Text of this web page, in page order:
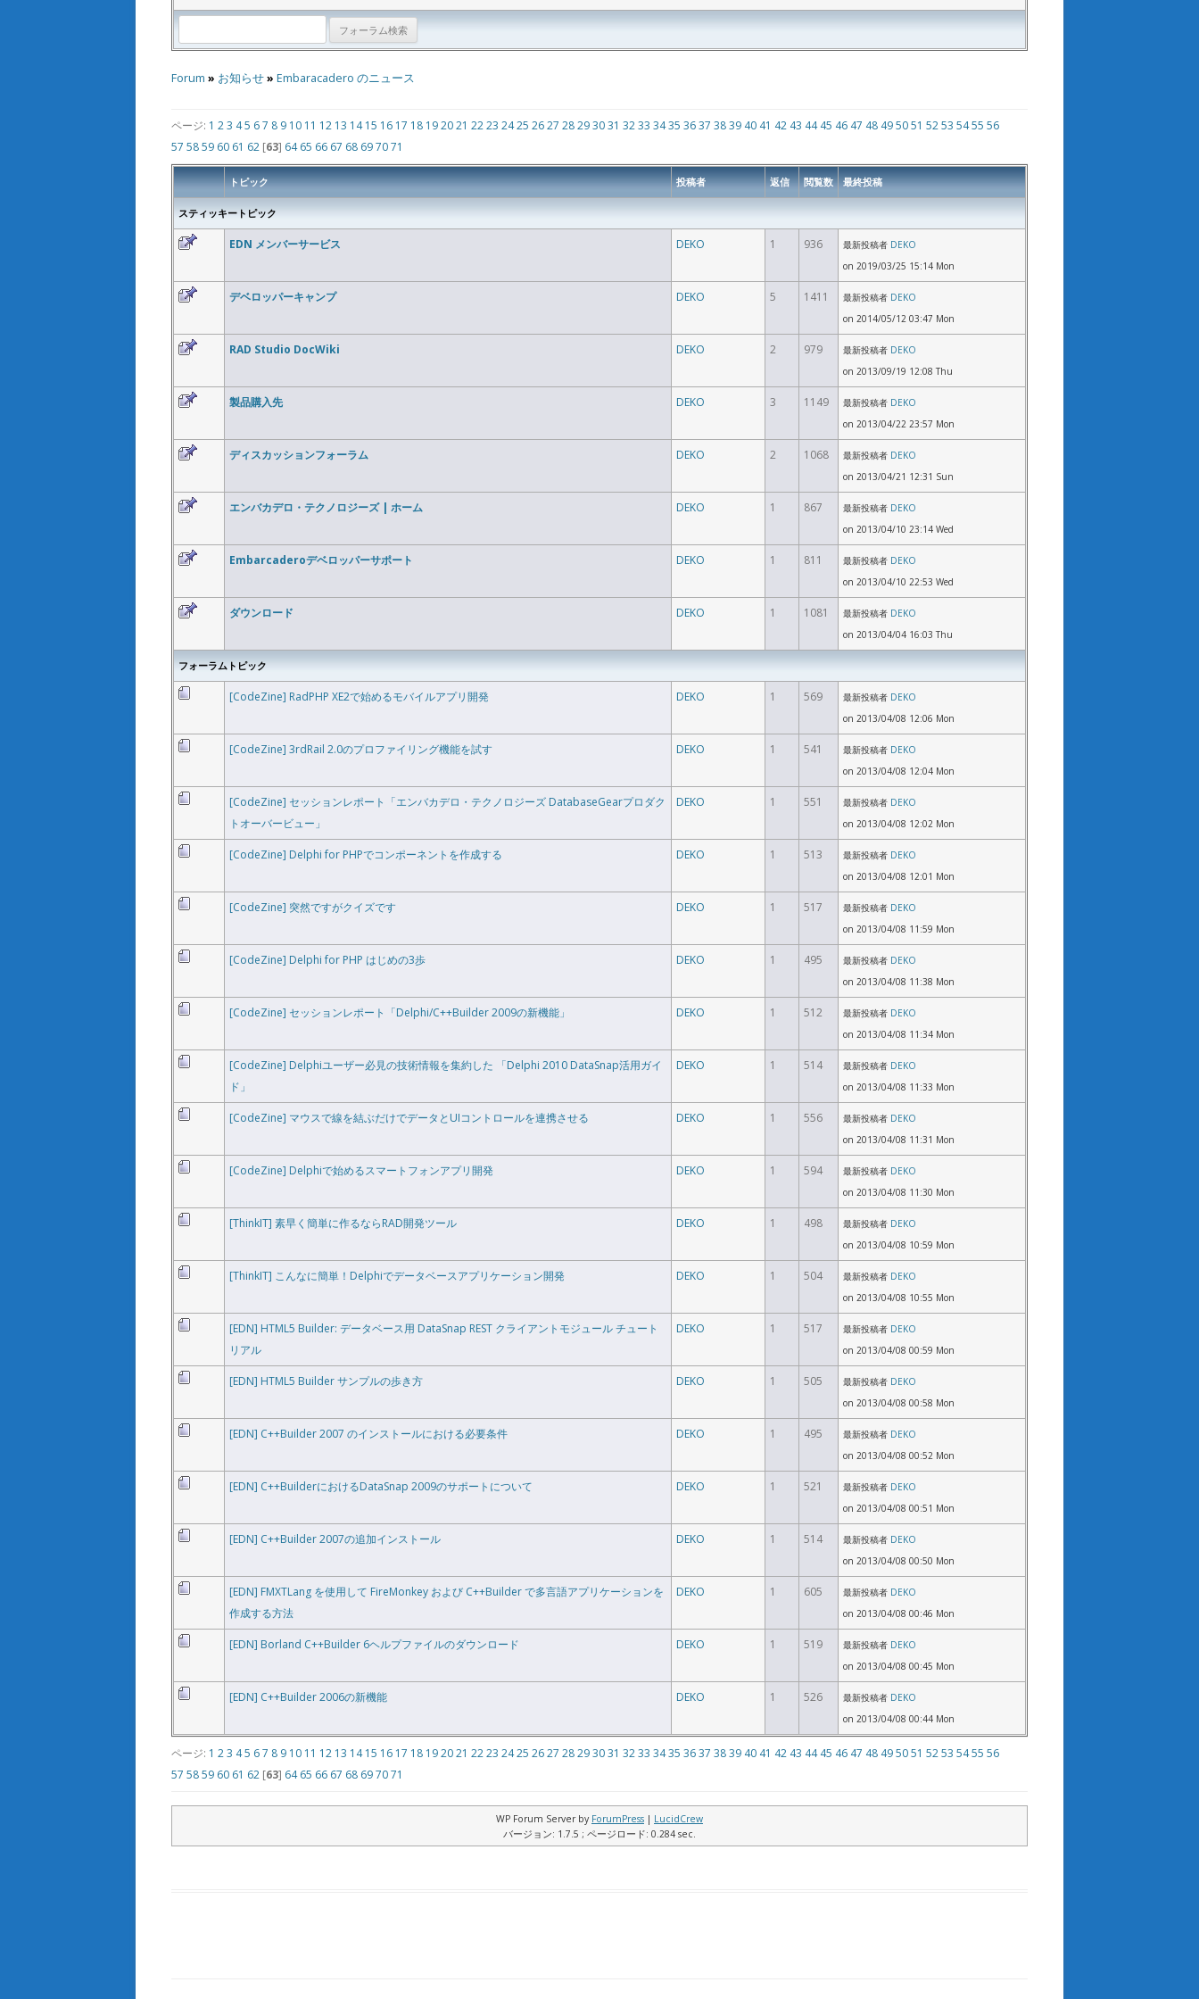
Forum » お知らせ» Embaracadero のニュース
ページ: 1 23 45 67 8 9 10 11 12 13 14 15 16 17 18 192021 2223 2425 2627 28293031 3233 3435 3637 3839 40 41 42 43 44 45 46 47 48 495051 5253 5455 56
57 5859 60 61 62 [63] 64 65 66 67 68 697071
トピック 投稿者 返信 閲覧数 最終投稿
スティッキートピック
EDN メンバーサービス DEKO 1 936 最新投稿者 DEKO
on 2019/03/25 15:14 Mon
デベロッパーキャンプ DEKO 5 1411 最新投稿者 DEKO
on 2014/05/12 03:47 Mon
RAD Studio DocWiki DEKO 2 979 最新投稿者 DEKO
on 2013/09/19 12:08 Thu
製品購入先 DEKO 3 1149 最新投稿者 DEKO
on 2013/04/22 23:57 Mon
ディスカッションフォーラム DEKO 2 1068 最新投稿者 DEKO
on 2013/04/21 12:31 Sun
エンバカデロ・テクノロジーズ | ホーム DEKO 1 867 最新投稿者 DEKO
on 2013/04/10 23:14 Wed
Embarcaderoデベロッパーサポート DEKO 1 811 最新投稿者 DEKO
on 2013/04/10 22:53 Wed
ダウンロード DEKO 1 1081 最新投稿者 DEKO
on 2013/04/04 16:03 Thu
フォーラムトピック
[CodeZine] RadPHP XE2で始めるモバイルアプリ開発 DEKO 1 569 最新投稿者 DEKO
on 2013/04/08 12:06 Mon
[CodeZine] 3rdRail 2.0のプロファイリング機能を試す DEKO 1 541 最新投稿者 DEKO
on 2013/04/08 12:04 Mon
[CodeZine] セッションレポート「エンバカデロ・テクノロジーズ DatabaseGearプロダク
トオーバービュー」
DEKO 1 551 最新投稿者 DEKO
on 2013/04/08 12:02 Mon
[CodeZine] Delphi for PHPでコンポーネントを作成する DEKO 1 513 最新投稿者 DEKO
on 2013/04/08 12:01 Mon
[CodeZine] 突然ですがクイズです DEKO 1 517 最新投稿者 DEKO
on 2013/04/08 11:59 Mon
[CodeZine] Delphi for PHP はじめの3歩 DEKO 1 495 最新投稿者 DEKO
on 2013/04/08 11:38 Mon
[CodeZine] セッションレポート「Delphi/C++Builder 2009の新機能」 DEKO 1 512 最新投稿者 DEKO
on 2013/04/08 11:34 Mon
[CodeZine] Delphiユーザー必見の技術情報を集約した 「Delphi 2010 DataSnap活用ガイ
ド」
DEKO 1 514 最新投稿者 DEKO
on 2013/04/08 11:33 Mon
[CodeZine] マウスで線を結ぶだけでデータとUIコントロールを連携させる DEKO 1 556 最新投稿者 DEKO
on 2013/04/08 11:31 Mon
[CodeZine] Delphiで始めるスマートフォンアプリ開発 DEKO 1 594 最新投稿者 DEKO
on 2013/04/08 11:30 Mon
[ThinkIT] 素早く簡単に作るならRAD開発ツール DEKO 1 498 最新投稿者 DEKO
on 2013/04/08 10:59 Mon
[ThinkIT] こんなに簡単！Delphiでデータベースアプリケーション開発 DEKO 1 504 最新投稿者 DEKO
on 2013/04/08 10:55 Mon
[EDN] HTML5 Builder: データベース用 DataSnap REST クライアントモジュール チュート
リアル
DEKO 1 517 最新投稿者 DEKO
on 2013/04/08 00:59 Mon
[EDN] HTML5 Builder サンプルの歩き方 DEKO 1 505 最新投稿者 DEKO
on 2013/04/08 00:58 Mon
[EDN] C++Builder 2007 のインストールにおける必要条件 DEKO 1 495 最新投稿者 DEKO
on 2013/04/08 00:52 Mon
[EDN] C++BuilderにおけるDataSnap 2009のサポートについて DEKO 1 521 最新投稿者 DEKO
on 2013/04/08 00:51 Mon
[EDN] C++Builder 2007の追加インストール DEKO 1 514 最新投稿者 DEKO
on 2013/04/08 00:50 Mon
[EDN] FMXTLang を使用して FireMonkey および C++Builder で多言語アプリケーションを
作成する方法
DEKO 1 605 最新投稿者 DEKO
on 2013/04/08 00:46 Mon
[EDN] Borland C++Builder 6ヘルプファイルのダウンロード DEKO 1 519 最新投稿者 DEKO
on 2013/04/08 00:45 Mon
[EDN] C++Builder 2006の新機能 DEKO 1 526 最新投稿者 DEKO
on 2013/04/08 00:44 Mon
ページ: 1 23 45 67 8 9 10 11 12 13 14 15 16 17 18 192021 2223 2425 2627 28293031 3233 3435 3637 3839 40 41 42 43 44 45 46 47 48 495051 5253 5455 56
57 5859 60 61 62 [63] 64 65 66 67 68 697071
WP Forum Server by ForumPress | LucidCrew
バージョン: 1.7.5 ; ページロード: 0.284 sec.